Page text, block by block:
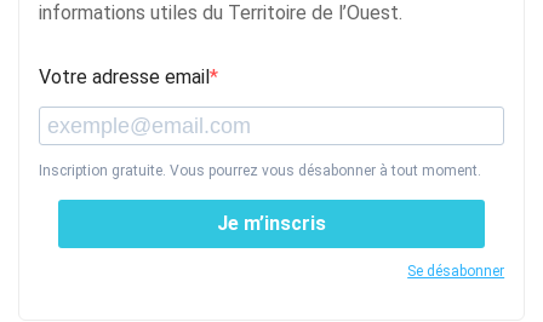
informations utiles du Territoire de l’Ouest.
Votre adresse email
Inscription gratuite. Vous pourrez vous désabonner à tout moment.
Je m’inscris
Se désabonner